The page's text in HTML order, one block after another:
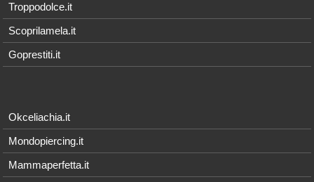
Troppodolce.it
Scoprilamela.it
Goprestiti.it
Okceliachia.it
Mondopiercing.it
Mammaperfetta.it